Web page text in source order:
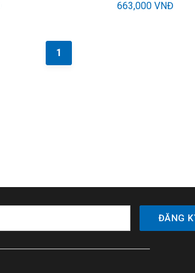
663,000 VNĐ
1
ĐĂNG